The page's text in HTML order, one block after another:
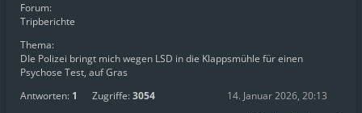
Forum:
Tripberichte
Thema:
DIe Polizei bringt mich wegen LSD in die Klappsmühle für einen
Psychose Test, auf Gras
Antworten: 1 Zugriffe:3054
14. Januar 2026, 20:13